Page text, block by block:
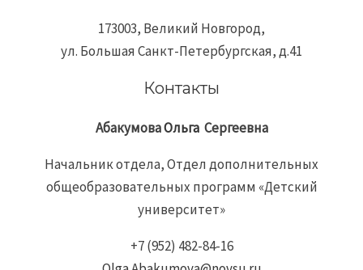
173003, Великий Новгород,
ул. Большая Санкт-Петербургская, д.41
Контакты
АбакумоваОльга Сергеевна
Начальник отдела, Отдел дополнительных
общеобразовательных программ «Детский
университет»
+7 (952) 482-84-16